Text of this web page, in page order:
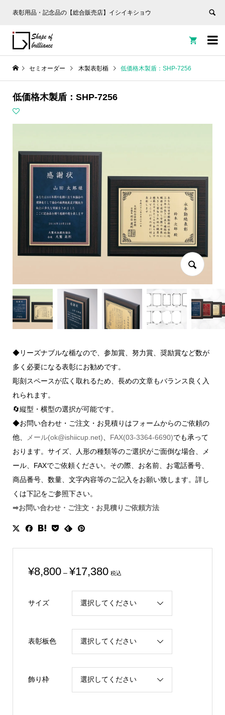
表彰用品・記念品の【総合販売店】イシイキショウ


セミオーダー 木製表彰楯 低価格木製盾：SHP-7256
低価格木製盾：SHP-7256
◆リーズナブルな楯なので、参加賞、努力賞、奨励賞など数が
多く必要になる表彰にお勧めです。
彫刻スペースが広く取れるため、長めの文章もバランス良く入
れられます。
🔄縦型・横型の選択が可能です。
◆お問い合わせ・ご注文・お見積りはフォームからのご依頼の
他、
メール(ok@ishiicup.net) FAX(03-3364-6690)でも承って
おります。サイズ、人形の種類等のご選択がご面倒な場合、メ
ール、FAXでご依頼ください。その際、お名前、お電話番号、
商品番号、数量、文字内容等のご記入をお願い致します。詳し
くは下記をご参照下さい。
➡お問い合わせ・ご注文・お見積りご依頼方法
¥8,800 – ¥17,380価
¥8,800
¥17,380
税込
サイズ
表彰板色
飾り枠